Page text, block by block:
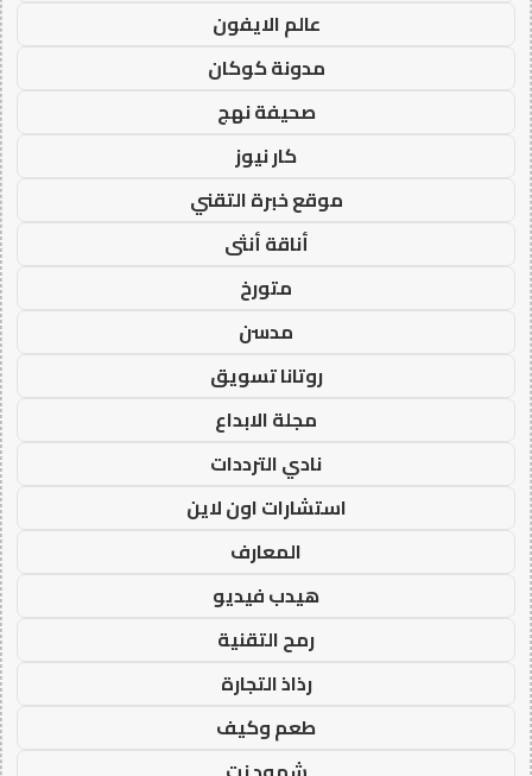
عالم الايفون
مدونة كوكان
صحيفة نهج
كار نيوز
موقع خبرة التقني
أناقة أنثى
متورخ
مدسن
روتانا تسويق
مجلة الابداع
نادي الترددات
استشارات اون لاين
المعارف
هيدب فيديو
رمح التقنية
رذاذ التجارة
طعم وكيف